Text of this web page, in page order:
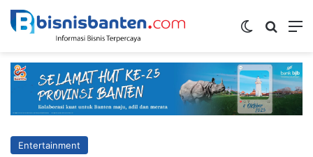
Switch skin
Entertainment